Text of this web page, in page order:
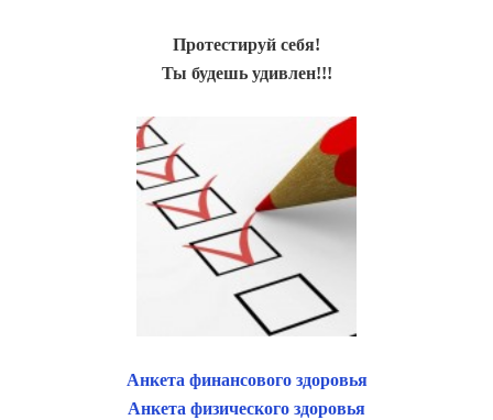
Протестируй себя!
Ты будешь удивлен!!!
Анкета финансового здоровья
Анкета физического здоровья